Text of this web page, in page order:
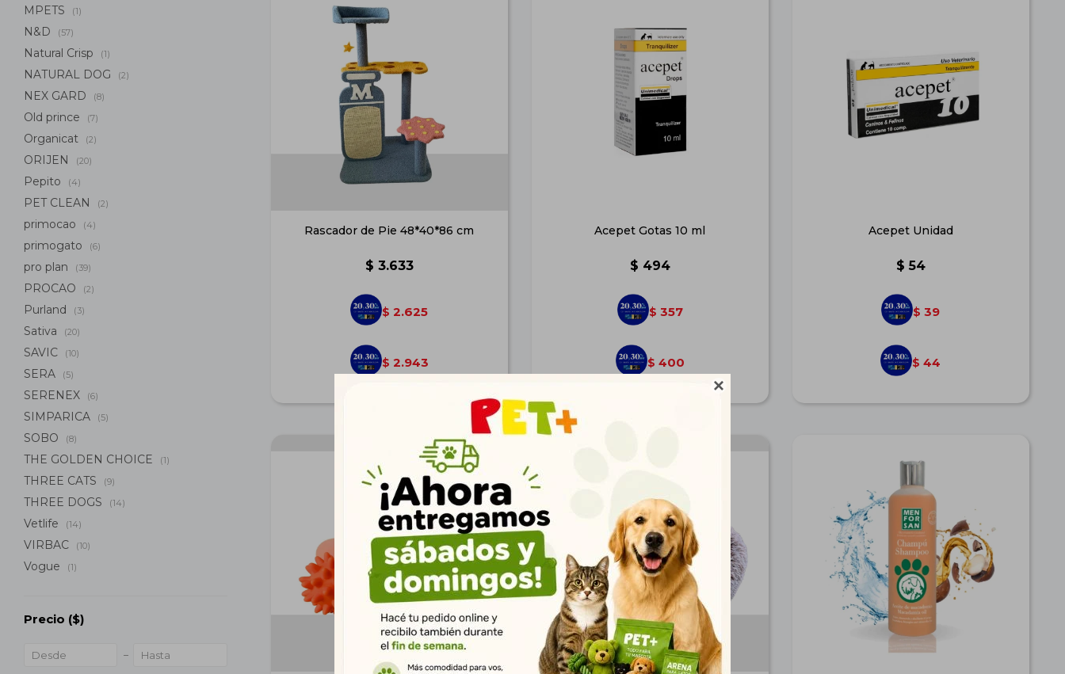

Rascador de Pie 48*40*86 cm
$ 3.633
$ 2.625
$ 2.943
Acepet Gotas 10 ml
$ 494
$ 357
$ 400
Acepet Unidad
$ 54
$ 39
$ 44
MPETS (1)
N&D (57)
Natural Crisp (1)
NATURAL DOG (2)
NEX GARD (8)
Old prince (7)
Organicat (2)
ORIJEN (20)
Pepito (4)
PET CLEAN (2)
primocao (4)
primogato (6)
pro plan (39)
PROCAO (2)
Purland (3)
Sativa (20)
SAVIC (10)
SERA (5)
SERENEX (6)
SIMPARICA (5)
SOBO (8)
THE GOLDEN CHOICE (1)
THREE CATS (9)
THREE DOGS (14)
Vetlife (14)
VIRBAC (10)
Vogue (1)
Precio ($)